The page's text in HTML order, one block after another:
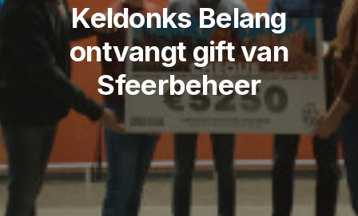
Keldonks Belang
ontvangt gift van
Sfeerbeheer